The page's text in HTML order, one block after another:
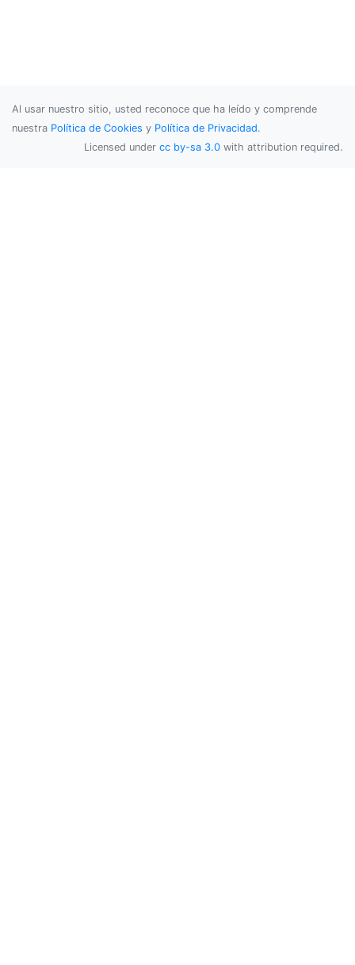
Al usar nuestro sitio, usted reconoce que ha leído y comprende
nuestra Política de Cookies y Política de Privacidad.
Licensed under cc by-sa 3.0 with attribution required.